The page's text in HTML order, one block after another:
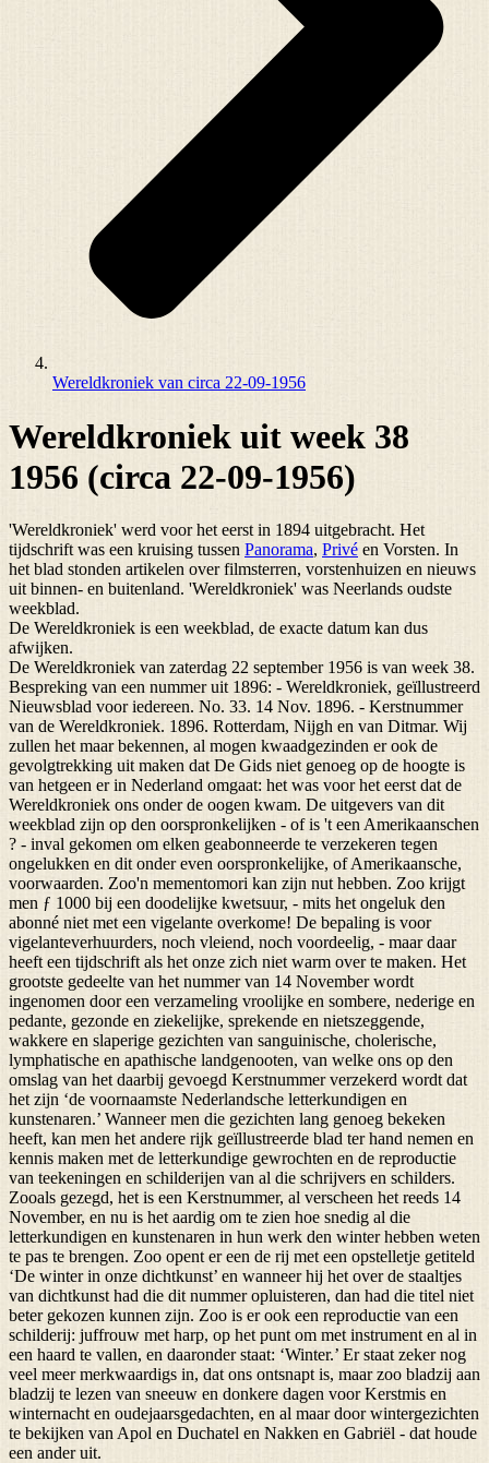
Wereldkroniek van circa 22-09-1956
Wereldkroniek uit week 38
1956 (circa 22-09-1956)
'Wereldkroniek' werd voor het eerst in 1894 uitgebracht. Het
tijdschrift was een kruising tussen Panorama, Privé en Vorsten. In
het blad stonden artikelen over filmsterren, vorstenhuizen en nieuws
uit binnen- en buitenland. 'Wereldkroniek' was Neerlands oudste
weekblad.
De Wereldkroniek is een weekblad, de exacte datum kan dus
afwijken.
De Wereldkroniek van zaterdag 22 september 1956 is van week 38.
Bespreking van een nummer uit 1896: - Wereldkroniek, geïllustreerd
Nieuwsblad voor iedereen. No. 33. 14 Nov. 1896. - Kerstnummer
van de Wereldkroniek. 1896. Rotterdam, Nijgh en van Ditmar. Wij
zullen het maar bekennen, al mogen kwaadgezinden er ook de
gevolgtrekking uit maken dat De Gids niet genoeg op de hoogte is
van hetgeen er in Nederland omgaat: het was voor het eerst dat de
Wereldkroniek ons onder de oogen kwam. De uitgevers van dit
weekblad zijn op den oorspronkelijken - of is 't een Amerikaanschen
? - inval gekomen om elken geabonneerde te verzekeren tegen
ongelukken en dit onder even oorspronkelijke, of Amerikaansche,
voorwaarden. Zoo'n mementomori kan zijn nut hebben. Zoo krijgt
men ƒ 1000 bij een doodelijke kwetsuur, - mits het ongeluk den
abonné niet met een vigelante overkome! De bepaling is voor
vigelanteverhuurders, noch vleiend, noch voordeelig, - maar daar
heeft een tijdschrift als het onze zich niet warm over te maken. Het
grootste gedeelte van het nummer van 14 November wordt
ingenomen door een verzameling vroolijke en sombere, nederige en
pedante, gezonde en ziekelijke, sprekende en nietszeggende,
wakkere en slaperige gezichten van sanguinische, cholerische,
lymphatische en apathische landgenooten, van welke ons op den
omslag van het daarbij gevoegd Kerstnummer verzekerd wordt dat
het zijn ‘de voornaamste Nederlandsche letterkundigen en
kunstenaren.’ Wanneer men die gezichten lang genoeg bekeken
heeft, kan men het andere rijk geïllustreerde blad ter hand nemen en
kennis maken met de letterkundige gewrochten en de reproductie
van teekeningen en schilderijen van al die schrijvers en schilders.
Zooals gezegd, het is een Kerstnummer, al verscheen het reeds 14
November, en nu is het aardig om te zien hoe snedig al die
letterkundigen en kunstenaren in hun werk den winter hebben weten
te pas te brengen. Zoo opent er een de rij met een opstelletje getiteld
‘De winter in onze dichtkunst’ en wanneer hij het over de staaltjes
van dichtkunst had die dit nummer opluisteren, dan had die titel niet
beter gekozen kunnen zijn. Zoo is er ook een reproductie van een
schilderij: juffrouw met harp, op het punt om met instrument en al in
een haard te vallen, en daaronder staat: ‘Winter.’ Er staat zeker nog
veel meer merkwaardigs in, dat ons ontsnapt is, maar zoo bladzij aan
bladzij te lezen van sneeuw en donkere dagen voor Kerstmis en
winternacht en oudejaarsgedachten, en al maar door wintergezichten
te bekijken van Apol en Duchatel en Nakken en Gabriël - dat houde
een ander uit.